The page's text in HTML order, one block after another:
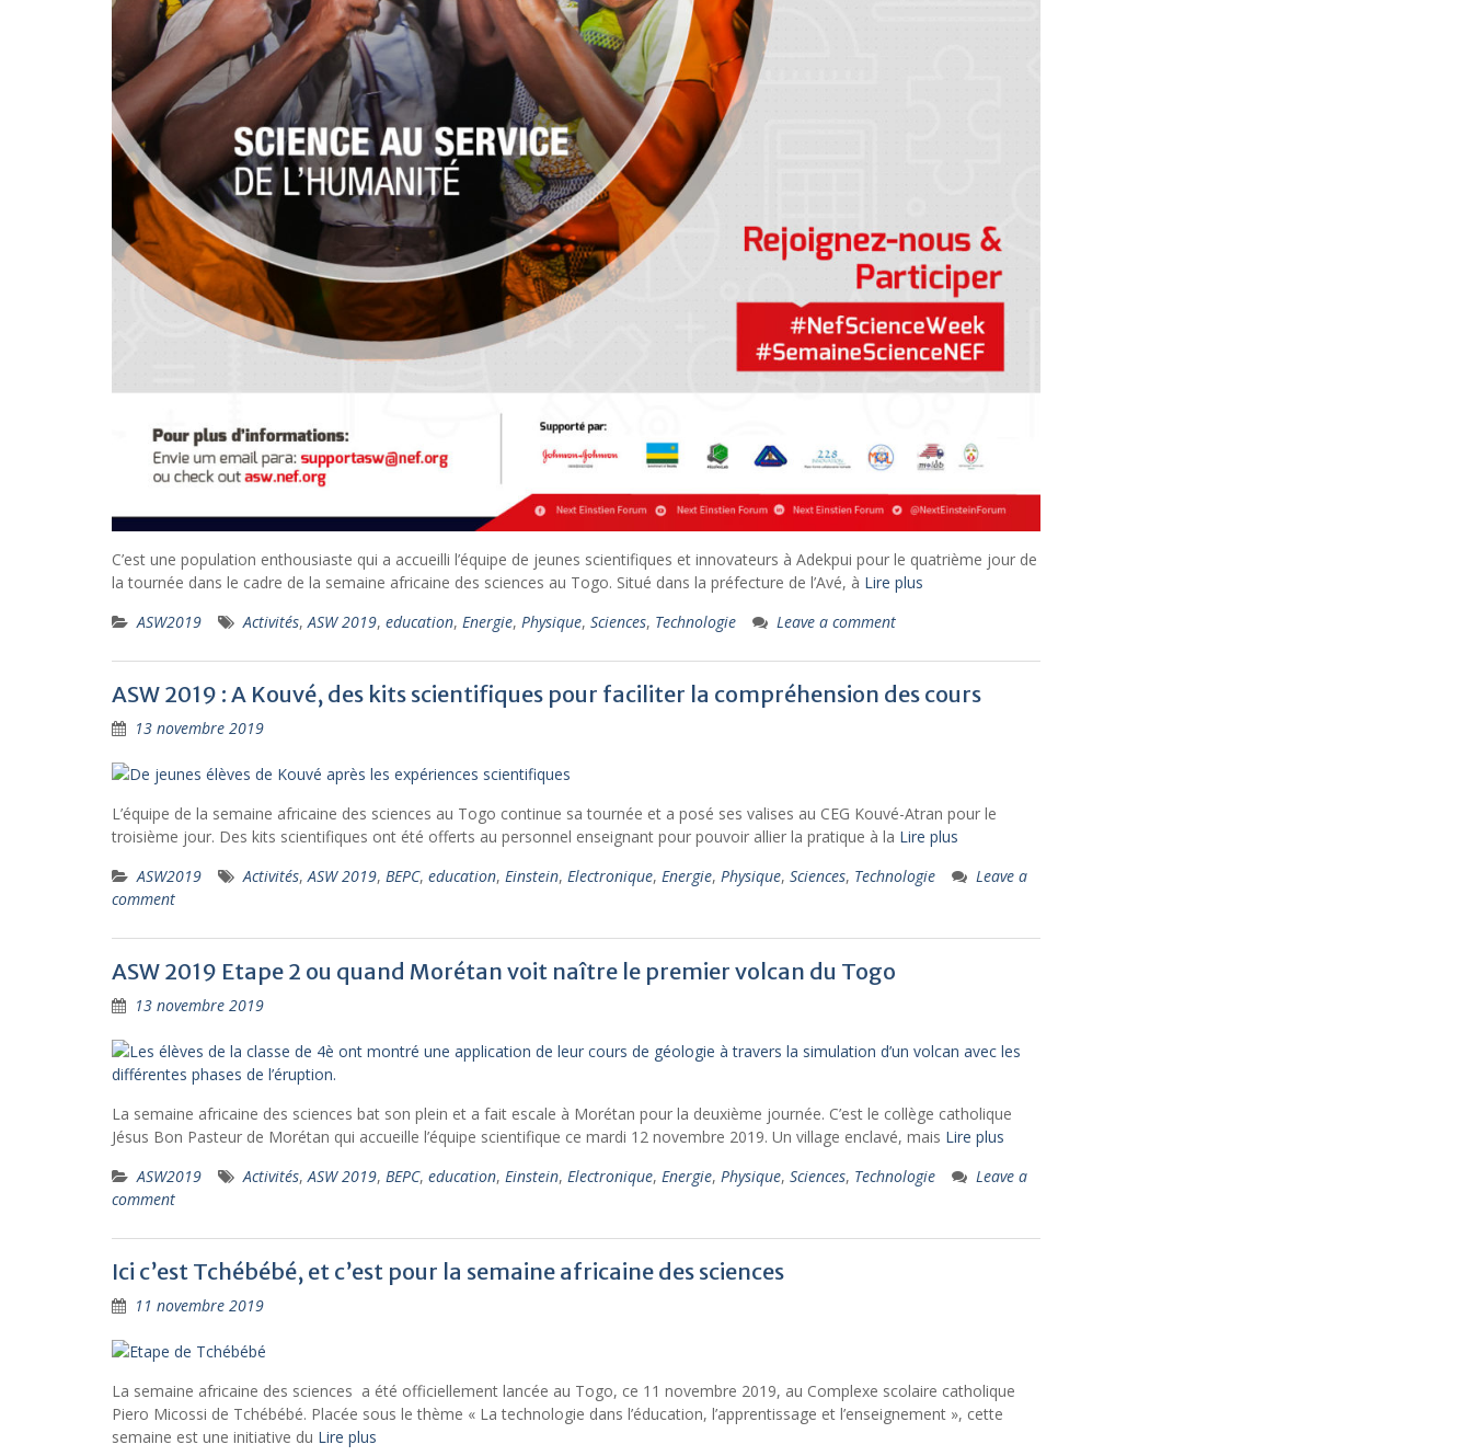
C’est une population enthousiaste qui a accueilli l’équipe de jeunes scientifiques et innovateurs à Adekpui pour le quatrième jour de
la tournée dans le cadre de la semaine africaine des sciences au Togo. Situé dans la préfecture de l’Avé, à Lire plus
ASW2019
Activités,ASW 2019, education, Energie, Physique, Sciences, Technologie Leave a comment
ASW 2019 : A Kouvé, des kits scientifiques pour faciliter la compréhension des cours
13 novembre 2019
L’équipe de la semaine africaine des sciences au Togo continue sa tournée et a posé ses valises au CEG Kouvé-Atran pour le
troisième jour. Des kits scientifiques ont été offerts au personnel enseignant pour pouvoir allier la pratique à la Lire plus
ASW2019
Activités,ASW 2019, BEPC, education, Einstein, Electronique, Energie, Physique, Sciences, Technologie
Leave a
comment
ASW 2019 Etape 2 ou quand Morétan voit naître le premier volcan du Togo
13 novembre 2019
La semaine africaine des sciences bat son plein et a fait escale à Morétan pour la deuxième journée. C’est le collège catholique
Jésus Bon Pasteur de Morétan qui accueille l’équipe scientifique ce mardi 12 novembre 2019. Un village enclavé, mais Lire plus
ASW2019
Activités,ASW 2019, BEPC, education, Einstein, Electronique, Energie, Physique, Sciences, Technologie
Leave a
comment
Ici c’est Tchébébé, et c’est pour la semaine africaine des sciences
11 novembre 2019
La semaine africaine des sciences a été officiellement lancée au Togo, ce 11 novembre 2019, au Complexe scolaire catholique
Piero Micossi de Tchébébé. Placée sous le thème « La technologie dans l’éducation, l’apprentissage et l’enseignement », cette
semaine est une initiative du Lire plus